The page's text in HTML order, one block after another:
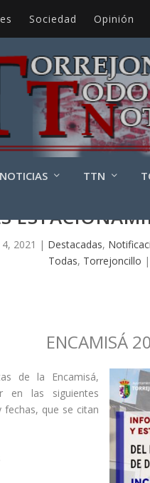
Sociedad Opinión
TTN
2021 | Destacadas,
Todas, Torrejoncillo
ENCAMISÁ
de la Encamisá,
en las siguientes
que se citan